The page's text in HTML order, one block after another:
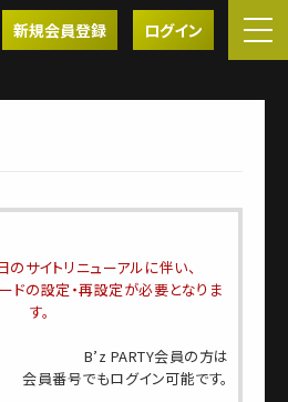
新規会員登録 ログイン
サイトリニューアルに伴い、
ドの設定・再設定が必要となりま
す。
B’z PARTY会員の方は
会員番号でもログイン可能です。